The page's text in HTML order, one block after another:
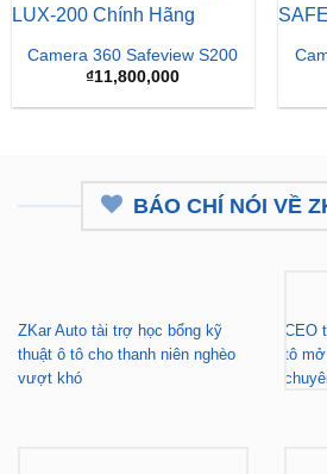
Camera 360 Safeview S200
₫11,800,000
BÁO CHÍ NÓI VỀ
ZKar Auto tài trợ học bổng kỹ
thuật ô tô cho thanh niên nghèo
vượt khó
CEO
tô